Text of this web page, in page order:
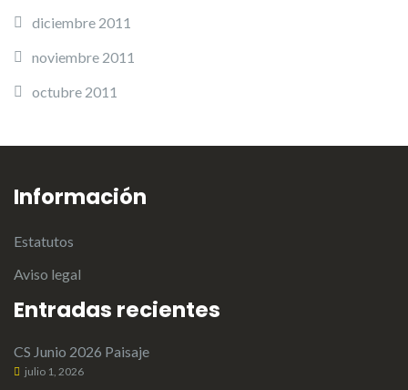
diciembre 2011
noviembre 2011
octubre 2011
Información
Estatutos
Aviso legal
Entradas recientes
CS Junio 2026 Paisaje
julio 1, 2026